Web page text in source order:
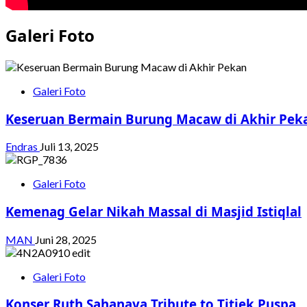
Galeri Foto
Galeri Foto
Keseruan Bermain Burung Macaw di Akhir
Endras Juli 13, 2025
Galeri Foto
Kemenag Gelar Nikah Massal di Masjid Istiqlal
MAN Juni 28, 2025
Galeri Foto